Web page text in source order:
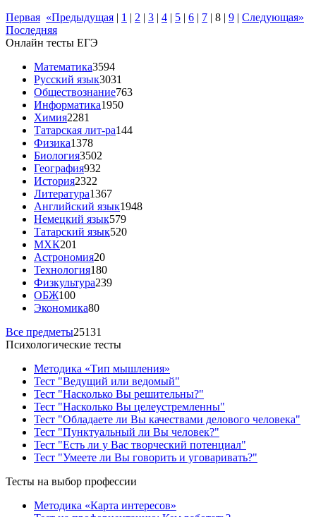
Первая «Предыдущая | 1 | 2 | 3 | 4 | 5 | 6 | 7 | 8 | 9 | Следующая»
Последняя
Онлайн тесты ЕГЭ
Математика3594
Русский язык3031
Обществознание763
Информатика1950
Химия2281
Татарская лит-ра144
Физика1378
Биология3502
География932
История2322
Литература1367
Английский язык1948
Немецкий язык579
Татарский язык520
МХК201
Астрономия20
Технология180
Физкультура239
ОБЖ100
Экономика80
Все предметы25131
Психологические тесты
Методика «Тип мышления»
Тест "Ведущий или ведомый"
Тест "Насколько Вы решительны?"
Тест "Насколько Вы целеустремленны"
Тест "Обладаете ли Вы качествами делового человека"
Тест "Пунктуальный ли Вы человек?"
Тест "Есть ли у Вас творческий потенциал"
Тест "Умеете ли Вы говорить и уговаривать?"
Тесты на выбор профессии
Методика «Карта интересов»